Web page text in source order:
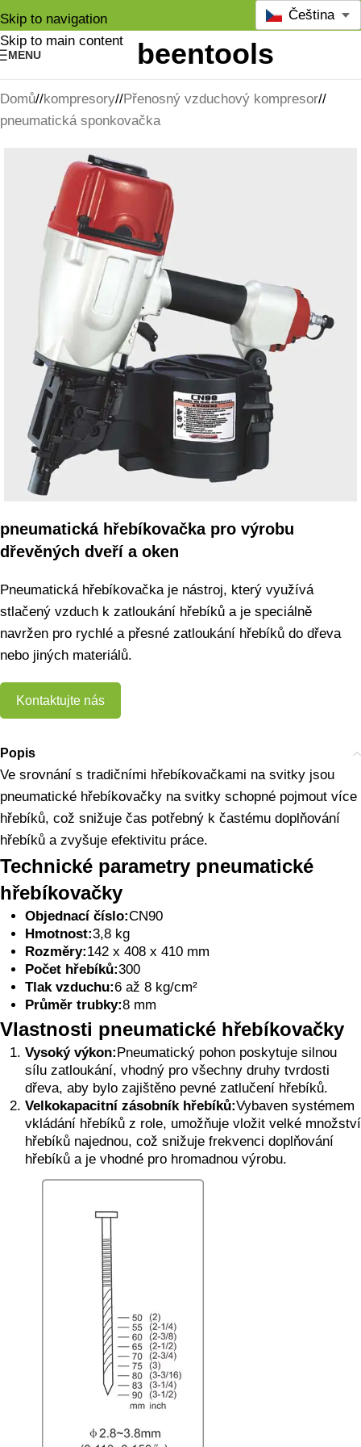
Skip to navigation
Skip to main content
MENU
Čeština
Domů/ kompresory/ Přenosný vzduchový kompresor/
pneumatická sponkovačka
pneumatická hřebíkovačka pro výrobu
dřevěných dveří a oken
Pneumatická hřebíkovačka je nástroj, který využívá
stlačený vzduch k zatloukání hřebíků a je speciálně
navržen pro rychlé a přesné zatloukání hřebíků do dřeva
nebo jiných materiálů.
Kontaktujte nás
Popis
Ve srovnání s tradičními hřebíkovačkami na svitky jsou
pneumatické hřebíkovačky na svitky schopné pojmout více
hřebíků, což snižuje čas potřebný k častému doplňování
hřebíků a zvyšuje efektivitu práce.
Technické parametry pneumatické
hřebíkovačky
Objednací číslo:CN90
Hmotnost:3,8 kg
Rozměry:142 x 408 x 410 mm
Počet hřebíků:300
Tlak vzduchu:6 až 8 kg/cm²
Průměr trubky:8 mm
Vlastnosti pneumatické hřebíkovačky
Vysoký výkon:Pneumatický pohon poskytuje silnou
sílu zatloukání, vhodný pro všechny druhy tvrdosti
dřeva, aby bylo zajištěno pevné zatlučení hřebíků.
Velkokapacitní zásobník hřebíků:Vybaven systémem
vkládání hřebíků z role, umožňuje vložit velké množství
hřebíků najednou, což snižuje frekvenci doplňování
hřebíků a je vhodné pro hromadnou výrobu.